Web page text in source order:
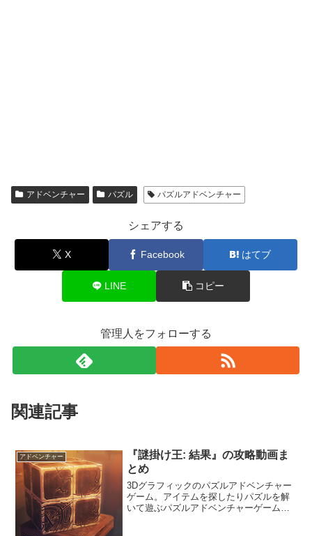
アドベンチャー パズル パズルアドベンチャー
シェアする
X Facebook はてブ
LINE コピー
管理人をフォローする
関連記事
アドベンチャー
『謎掛け王: 結果』の攻略動画ま
とめ
3Dグラフィックのパズルアドベンチャー
ゲーム。アイテムを探したりパズルを解
いて遊ぶパズルアドベンチャーゲーム。